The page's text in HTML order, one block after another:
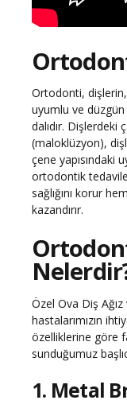
Ortodonti, dişlerin,
uyumlu ve düzgün
dalıdır. Dişlerdeki
(maloklüzyon),
çene yapısındaki
ortodontik
sağlığını korur
kazandırır.
Özel Ova Diş
hastalarımızın
özelliklerine göre
sunduğumuz
1. Metal